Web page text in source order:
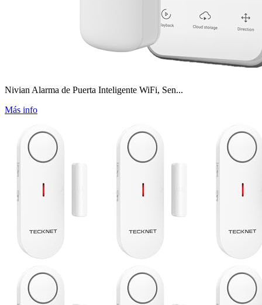
Nivian Alarma de Puerta Inteligente WiFi, Sen...
Más info